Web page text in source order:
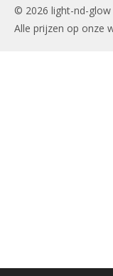
© 2026 light-nd-glow
Alle prijzen op onze